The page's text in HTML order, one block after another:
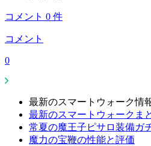
コメント 0 件
コメント
0
最新のスマートウォーク情
最新のスマートウォークま
常夏の魔王子ピサロ装備ガ
魔力の宝鞭の性能と評価